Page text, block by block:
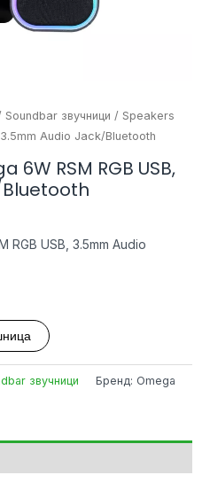
Soundbar звучници / Speakers
Audio Jack/Bluetooth
6W RSM RGB USB,
RGB USB, 3.5mm Audio
звучници Бренд: Omega